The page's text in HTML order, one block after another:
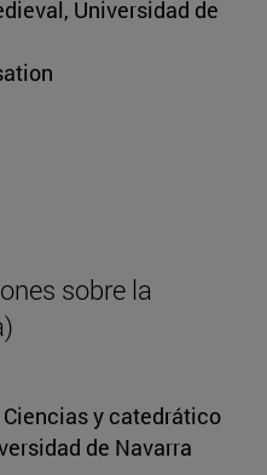
Universidad de
sobre la
y catedrático
de Navarra